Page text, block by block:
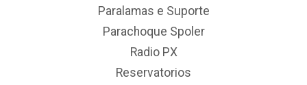
Paralamas e Suporte
Parachoque Spoler
Radio PX
Reservatorios